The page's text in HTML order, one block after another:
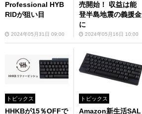
Professional HYB
RIDが狙い目
2024年05月31日 09:00
売開始！ 収益は能
登半島地震の義援金
に
2024年05月16日 10:00
トピックス
HHKBが15％OFFで
トピックス
Amazon新生活SAL